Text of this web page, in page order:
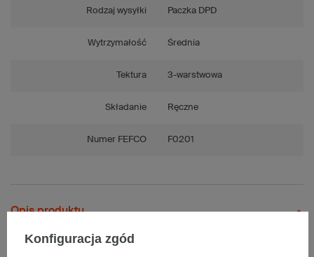
Rodzaj wysyłki Paczka DPD
Wytrzymałość Średnia
Tektura 3-warstwowa
Składanie Ręczne
Numer FEFCO F0201
Opis produktu
Konfiguracja zgód